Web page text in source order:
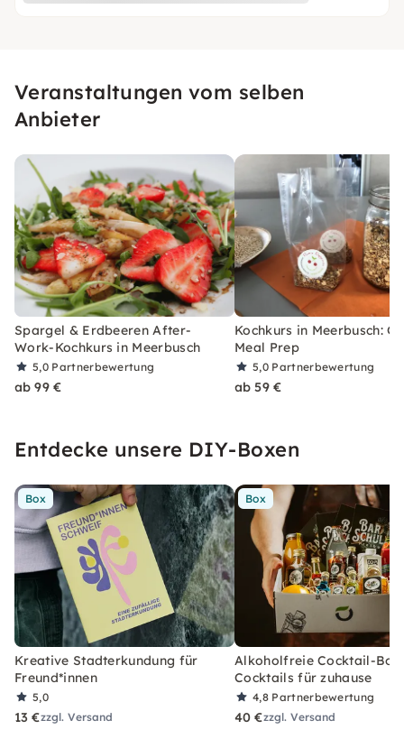
Veranstaltungen vom selben
Anbieter
Spargel & Erdbeeren After-
Work-Kochkurs in Meerbusch
5,0 Partnerbewertung
ab 99 €
Kochkurs in Meerbusch:
Meal Prep
5,0 Partnerbewertung
ab 59 €
Entdecke unsere DIY-Boxen
Box
Kreative Stadterkundung für
Freund*innen
5,0
13 €zzgl. Versand
Box
Alkoholfreie Cocktail-Box
Cocktails für zuhause
4,8 Partnerbewertung
40 €zzgl. Versand